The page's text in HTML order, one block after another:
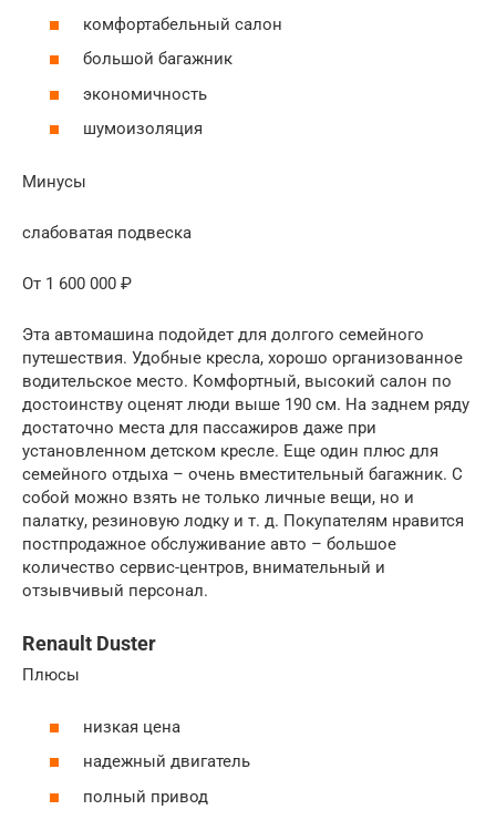
комфортабельный салон
большой багажник
экономичность
шумоизоляция
Минусы
слабоватая подвеска
От 1 600 000 ₽
Эта автомашина подойдет для долгого семейного
путешествия. Удобные кресла, хорошо организованное
водительское место. Комфортный, высокий салон по
достоинству оценят люди выше 190 см. На заднем ряду
достаточно места для пассажиров даже при
установленном детском кресле. Еще один плюс для
семейного отдыха – очень вместительный багажник. С
собой можно взять не только личные вещи, но и
палатку, резиновую лодку и т. д. Покупателям нравится
постпродажное обслуживание авто – большое
количество сервис-центров, внимательный и
отзывчивый персонал.
Renault Duster
Плюсы
низкая цена
надежный двигатель
полный привод